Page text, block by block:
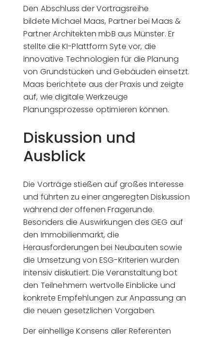
Den Abschluss der Vortragsreihe
bildete Michael Maas, Partner bei Maas &
Partner Architekten mbB aus Münster. Er
stellte die KI-Plattform Syte vor, die
innovative Technologien für die Planung
von Grundstücken und Gebäuden einsetzt.
Maas berichtete aus der Praxis und zeigte
auf, wie digitale Werkzeuge
Planungsprozesse optimieren können.
Diskussion und
Ausblick
Die Vorträge stießen auf großes Interesse
und führten zu einer angeregten Diskussion
während der offenen Fragerunde.
Besonders die Auswirkungen des GEG auf
den Immobilienmarkt, die
Herausforderungen bei Neubauten sowie
die Umsetzung von ESG-Kriterien wurden
intensiv diskutiert. Die Veranstaltung bot
den Teilnehmern wertvolle Einblicke und
konkrete Empfehlungen zur Anpassung an
die neuen gesetzlichen Vorgaben.
Der einhellige Konsens aller Referenten